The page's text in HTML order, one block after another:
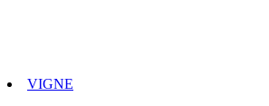
VIGNE